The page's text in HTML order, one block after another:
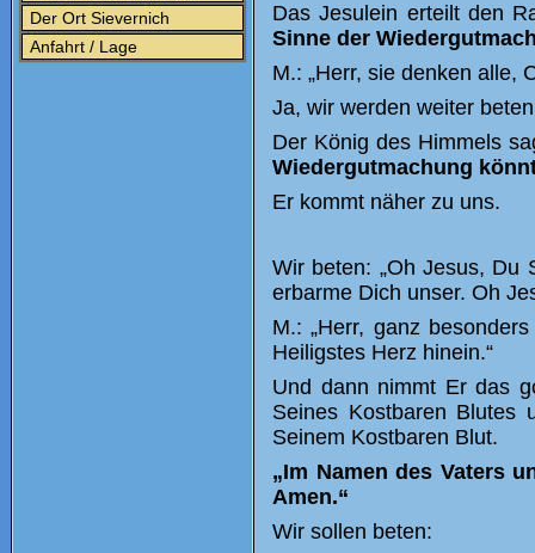
Der Ort Sievernich
Anfahrt / Lage
Das Jesulein erteilt den
Sinne der
M.: „Herr, sie denken alle,
Ja, wir werden weiter
Der König des Himmels
Wiedergutmachung
Er kommt näher zu uns.
Wir beten: „Oh Jesus, Du
erbarme Dich unser. Oh
M.: „Herr, ganz
Heiligstes Herz hinein.“
Und dann nimmt Er das
Seines Kostbaren Blutes
Seinem Kostbaren Blut.
„Im Namen des Vaters
Amen.“
Wir sollen beten: